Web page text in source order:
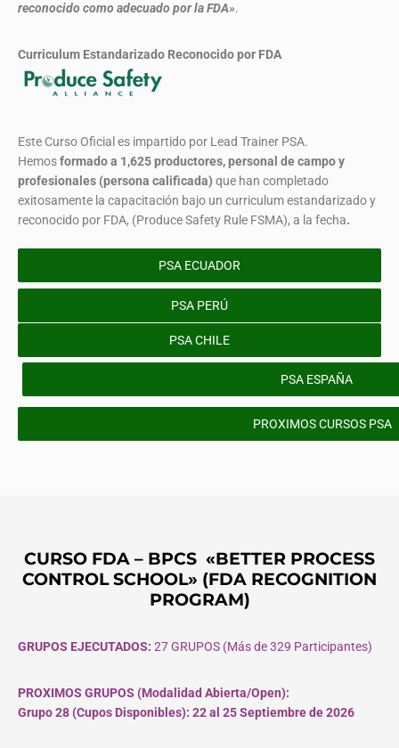
reconocido como adecuado por la FDA».
Curriculum Estandarizado Reconocido por FDA
Este Curso Oficial es impartido por Lead Trainer PSA.
Hemosformadoa 1,625 productores, personal de campo y
profesionales (persona calificada) que han completado
exitosamente la capacitación bajo un curriculum estandarizado y
reconocido por FDA, (Produce Safety Rule FSMA), a la fecha.
PSA ECUADOR
PSA PERÚ
PSA CHILE
PSA ESPAÑA
PROXIMOS CURSOS PSA
CURSO FDA – BPCS «BETTER PROCESS
CONTROL SCHOOL» (FDA RECOGNITION
PROGRAM)
GRUPOS EJECUTADOS: 27 GRUPOS (Más de 329 Participantes)
PROXIMOS GRUPOS (Modalidad Abierta/Open):
Grupo 28 (Cupos Disponibles): 22 al 25 Septiembre de 2026